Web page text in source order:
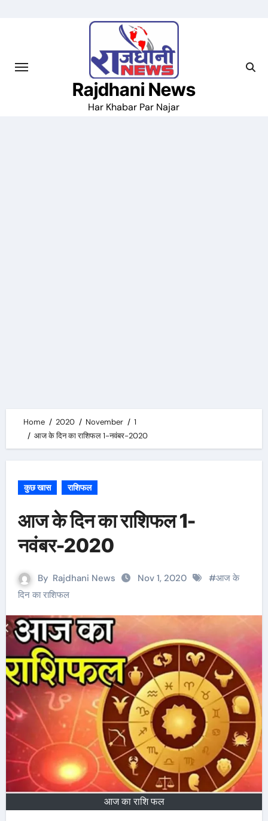
Rajdhani News
Har Khabar Par Najar
Home 2020 November
1
आज के दिन का राशिफल 1-नवंबर-2020
कुछ खास राशिफल
आज के दिन का राशिफल 1-
नवंबर-2020
By Rajdhani News Nov 1, 2020 #आज के
दिन का राशिफल
आज का राशि फल